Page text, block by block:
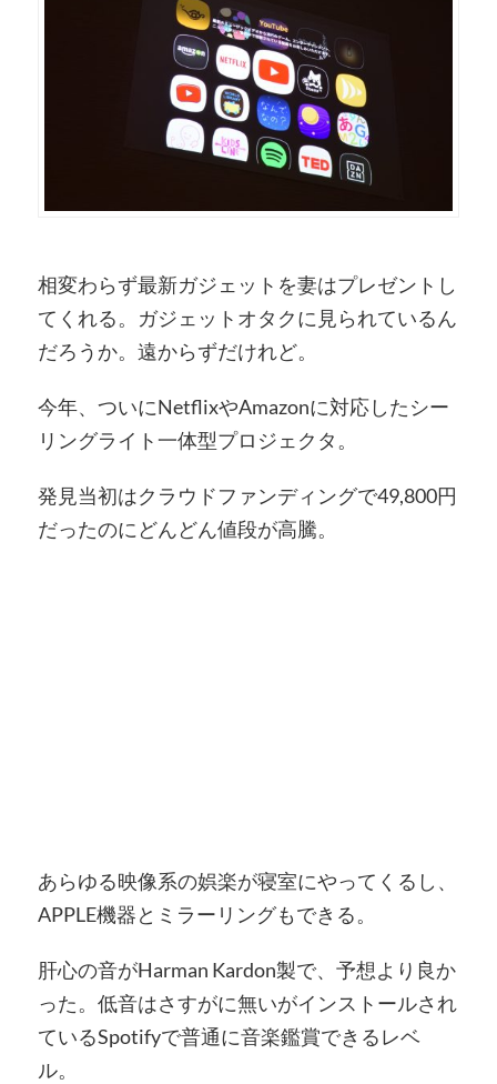
相変わらず最新ガジェットを妻はプレゼントし
てくれる。ガジェットオタクに見られているん
だろうか。遠からずだけれど。
今年、ついにNetflixやAmazonに対応したシー
リングライト一体型プロジェクタ。
発見当初はクラウドファンディングで49,800円
だったのにどんどん値段が高騰。
あらゆる映像系の娯楽が寝室にやってくるし、
APPLE機器とミラーリングもできる。
肝心の音がHarman Kardon製で、予想より良か
った。低音はさすがに無いがインストールされ
ているSpotifyで普通に音楽鑑賞できるレベ
ル。